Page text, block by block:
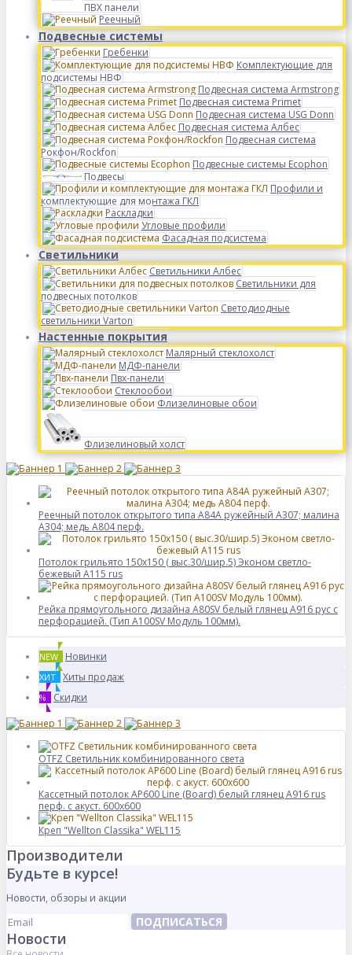
ПВХ панели
Реечный
Подвесные системы
Гребенки
Комплектующие для
подсистемы НВФ
Подвесная система Armstrong
Подвесная система Primet
Подвесная система USG Donn
Подвесная система Албес
Подвесная система
Рокфон/Rockfon
Подвесные системы Ecophon
Подвесы
Профили и
комплектующие для монтажа ГКЛ
Раскладки
Угловые профили
Фасадная подсистема
Светильники
Светильники Албес
Светильники для
подвесных потолков
Светодиодные
светильники Varton
Настенные покрытия
Малярный стеклохолст
МДФ-панели
Пвх-панели
Стеклообои
Флизелиновые обои
Флизелиновый холст
Реечный потолок открытого типа A84A ружейный А307; малина
А304; медь А804 перф.
Потолок грильято 150х150 ( выс.30/шир.5) Эконом светло-
бежевый А115 rus
Рейка прямоугольного дизайна A80SV белый глянец A916 рус с
перфорацией. (Тип A100SV Модуль 100мм).
NEW Новинки
ХИТ Хиты продаж
% Скидки
OTFZ Светильник комбинированного света
Кассетный потолок AP600 Line (Board) белый глянец А916 rus
перф. с акуст. 600x600
Креп "Wellton Classika" WEL115
Производители
Будьте в курсе!
Новости, обзоры и акции
ПОДПИСАТЬСЯ
Новости